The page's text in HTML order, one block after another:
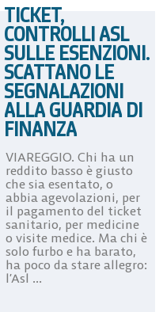
TICKET,
CONTROLLI ASL
SULLE ESENZIONI.
SCATTANO LE
SEGNALAZIONI
ALLA GUARDIA DI
FINANZA
VIAREGGIO. Chi ha un
reddito basso è giusto
che sia esentato, o
abbia agevolazioni, per
il pagamento del ticket
sanitario, per medicine
o visite medice. Ma chi è
solo furbo e ha barato,
ha poco da stare allegro:
l’Asl ...